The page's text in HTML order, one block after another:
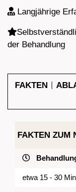
Langjährige
der Behandlung
FAKTEN
FAKTEN ZUM
etwa 15 - 30